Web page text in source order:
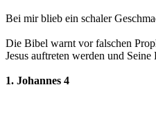
Bei mir blieb ein schaler
Die Bibel warnt vor falschen
Jesus auftreten werden und
1. Johannes 4